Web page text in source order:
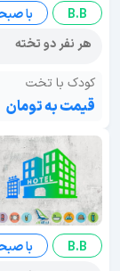
B.B
با
هر نفر دو تخته
کودک با تخت
قیمت به تومان
B.B
با